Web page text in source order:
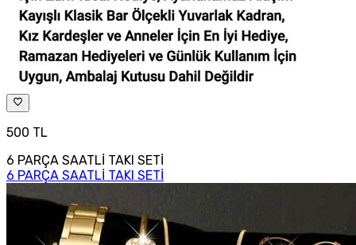
500 TL
6 PARÇA SAATLİ TAKI SETİ
6 PARÇA SAATLİ TAKI SETİ